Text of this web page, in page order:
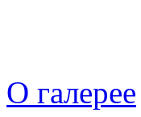
О галерее